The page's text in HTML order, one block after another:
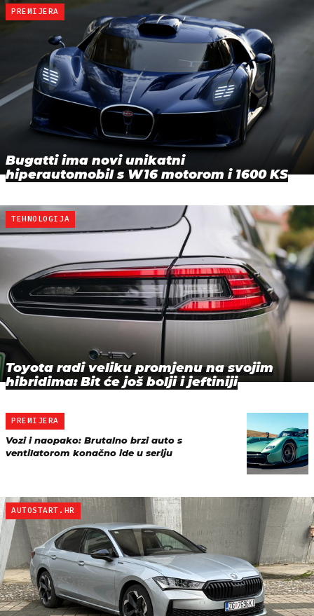
PREMIJERA
Bugatti ima novi unikatni
hiperautomobil s W16 motorom i 1600 KS
TEHNOLOGIJA
Toyota radi veliku promjenu na svojim
hibridima: Bit će još bolji i jeftiniji
PREMIJERA
Vozi i naopako: Brutalno brzi auto s
ventilatorom konačno ide u seriju
AUTOSTART.HR